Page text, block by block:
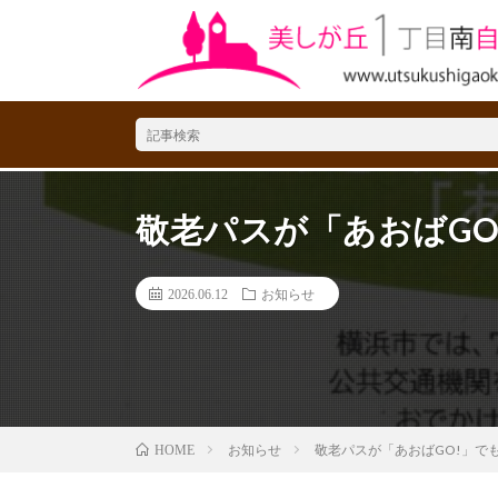
敬老パスが「あおば
2026.06.12 お知らせ
HOME お知らせ 敬老パスが「あおばGO!」で